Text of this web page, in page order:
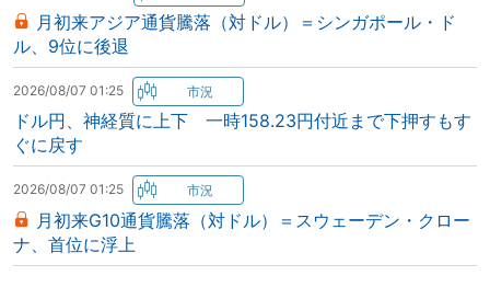
月初来アジア通貨騰落（対ドル）＝シンガポール・ド
ル、9位に後退
2026/08/07 01:25
ドル円、神経質に上下 一時158.23円付近まで下押すもす
ぐに戻す
2026/08/07 01:25
月初来G10通貨騰落（対ドル）＝スウェーデン・クロー
ナ、首位に浮上